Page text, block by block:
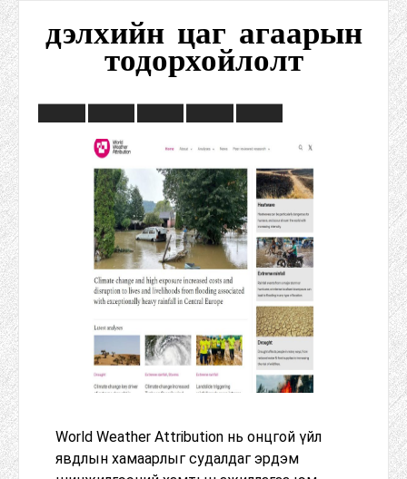
дэлхийн цаг агаарын
тодорхойлолт
World Weather Attribution нь онцгой үйл
явдлын хамаарлыг судалдаг эрдэм